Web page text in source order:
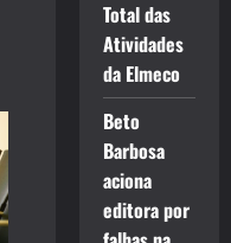
Total das
Atividades
da Elmeco
Beto
Barbosa
aciona
editora por